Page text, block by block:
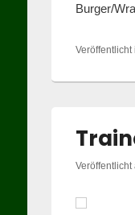
Burger/
Veröffentlicht
Veröffentlicht